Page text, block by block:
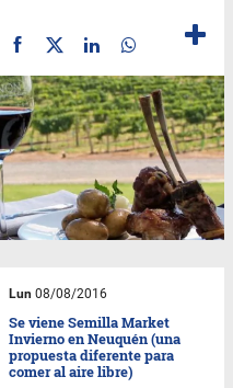
Lun 08/08/2016
Se viene Semilla Market
Invierno en Neuquén (una
propuesta diferente para
comer al aire libre)